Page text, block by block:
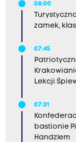
08:00
zamek,
07:45
Lekcji
07:31
bastionie
Handzlem